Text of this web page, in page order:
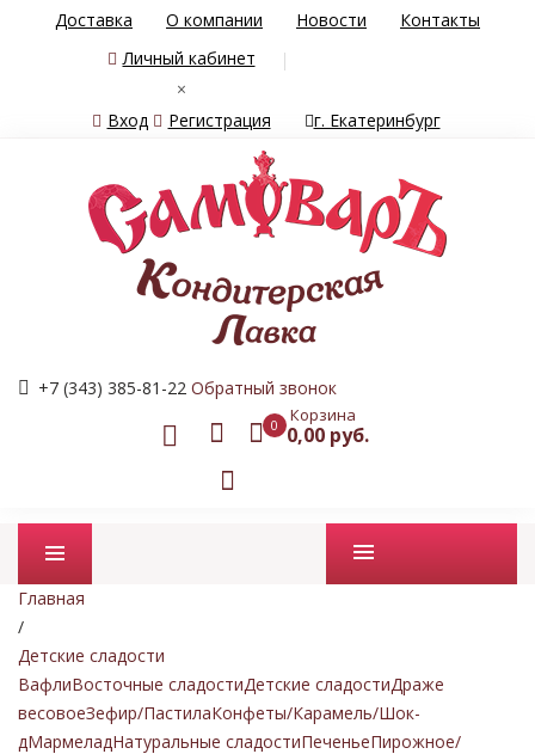
Доставка О компании Новости
Контакты
Личный кабинет
×
Вход
Регистрация г. Екатеринбург
+7 (343) 385-81-22 Обратный звонок
0 Корзина
0,00 руб.
Промо товары
Главная
/
Детские сладости
ВафлиВосточные сладостиДетские сладостиДраже
весовоеЗефир/ПастилаКонфеты/Карамель/Шок-
дМармеладНатуральные сладостиПеченьеПирожное/